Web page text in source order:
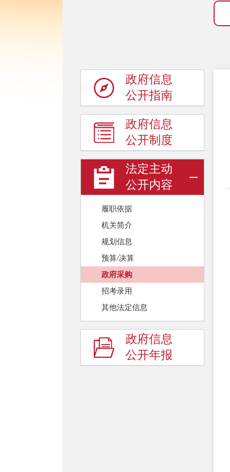
政府信息
公开指南
政府信息
公开制度
法定主动
公开内容
履职依据
机关简介
规划信息
预算/决算
政府采购
招考录用
其他法定信息
政府信息
公开年报